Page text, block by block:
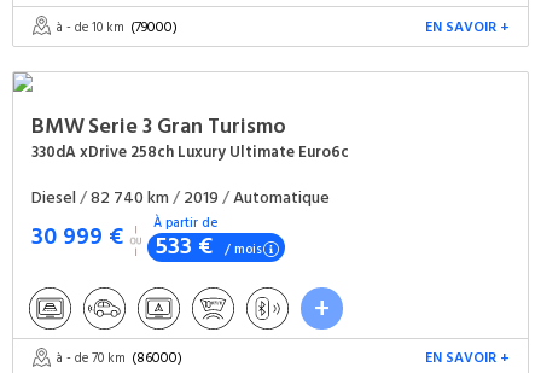
à - de 10 km (79000) EN SAVOIR +
BMWSerie 3 Gran Turismo
330dA xDrive 258ch Luxury Ultimate Euro6c
Diesel/82 740 km/2019/Automatique
30 999 € À partir de
533 € / mois
à - de 70 km (86000) EN SAVOIR +